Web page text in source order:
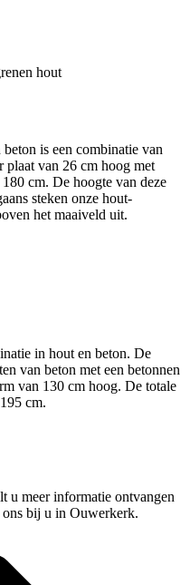
is een combinatie van
plaat van 26 cm hoog met
cm. De hoogte van deze
steken onze hout-
het maaiveld uit.
in hout en beton. De
van beton met een betonnen
van 130 cm hoog. De totale
cm.
u meer informatie ontvangen
bij u in Ouwerkerk.